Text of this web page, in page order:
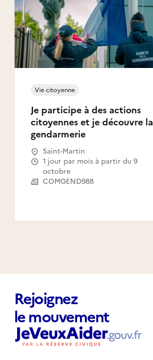
Je participe à des actions
citoyennes et je découvre la
gendarmerie
Vie citoyenne
Saint-Martin
1 jour par mois à partir du 9
octobre
COMGEND988
Rejoignez
le mouvement